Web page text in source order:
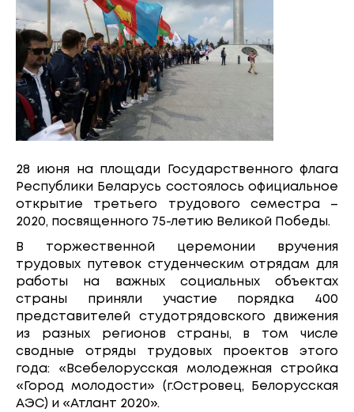
28 июня на площади Государственного флага
Республики Беларусь состоялось официальное
открытие третьего трудового семестра –
2020, посвященного 75-летию Великой Победы.
В торжественной церемонии вручения
трудовых путевок студенческим отрядам для
работы на важных социальных объектах
страны приняли участие порядка 400
представителей студотрядовского движения
из разных регионов страны, в том числе
сводные отряды трудовых проектов этого
года: «Всебелорусская молодежная стройка
«Город молодости» (г.Островец, Белорусская
АЭС) и «Атлант 2020».